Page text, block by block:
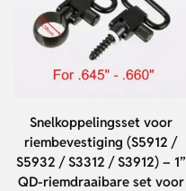
Snelkoppelingsset voor
riembevestiging (S5912 /
S5932 / S3312 / S3912) – 1”
QD-riemdraaibare set voor